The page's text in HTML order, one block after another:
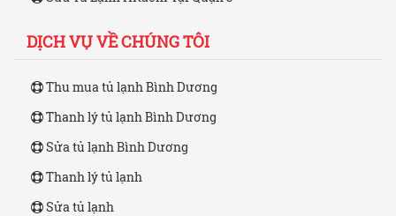
DỊCH VỤ VỀ CHÚNG TÔI
Thu mua tủ lạnh Bình Dương
Thanh lý tủ lạnh Bình Dương
Sửa tủ lạnh Bình Dương
Thanh lý tủ lạnh
Sửa tủ lạnh